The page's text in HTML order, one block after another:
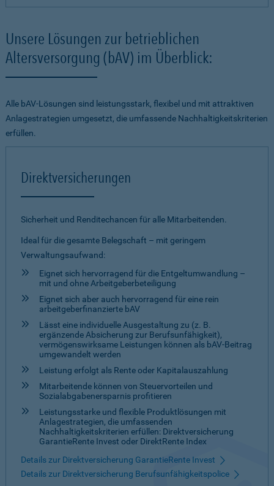
Unsere Lösungen zur betrieblichen
Altersversorgung (bAV) im Überblick:
Alle bAV-Lösungen sind leistungsstark, flexibel und mit attraktiven
Anlagestrategien umgesetzt, die umfassende Nachhaltigkeitskriterien
erfüllen.
Direktversicherungen
Sicherheit und Renditechancen für alle Mitarbeitenden.
Ideal für die gesamte Belegschaft – mit geringem
Verwaltungsaufwand:
Eignet sich hervorragend für die Entgeltumwandlung –
mit und ohne Arbeitgeberbeteiligung
Eignet sich aber auch hervorragend für eine rein
arbeitgeberfinanzierte bAV
Lässt eine individuelle Ausgestaltung zu (z. B.
ergänzende Absicherung zur Berufsunfähigkeit),
vermögenswirksame Leistungen können als bAV-Beitrag
umgewandelt werden
Leistung erfolgt als Rente oder Kapitalauszahlung
Mitarbeitende können von Steuervorteilen und
Sozialabgabenersparnis profitieren
Leistungsstarke und flexible Produktlösungen mit
Anlagestrategien, die umfassenden
Nachhaltigkeitskriterien erfüllen: Direktversicherung
GarantieRente Invest oder DirektRente Index
Details zur Direktversicherung GarantieRente Invest
Details zur Direktversicherung Berufsunfähigkeitspolice